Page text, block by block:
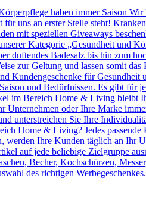
haben immer Saison
uns an erster Stelle steht!
mit speziellen Giveaways
Kategorie „Gesundheit und
duftendes Badesalz bis hin zum
zur Geltung und lassen somit
Kundengeschenke für
und Bedürfnissen. Es gibt
im Bereich Home & Living bleibt
Unternehmen oder Ihre Marke
unterstreichen Sie Ihre
Home & Living? Jedes
werden Ihre Kunden täglich an
auf jede beliebige Zielgruppe
Becher, Kochschürzen,
des richtigen